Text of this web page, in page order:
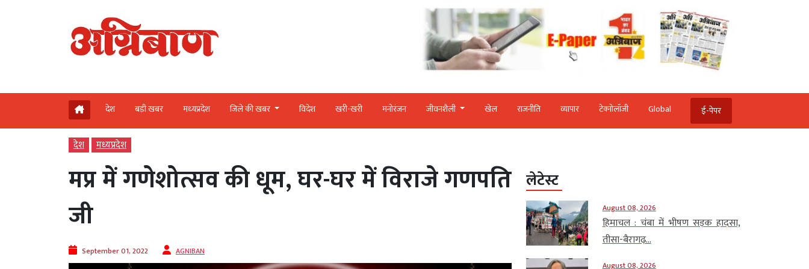
देश बड़ी खबर मध्‍यप्रदेश जिले की खबर विदेश खरी-खरी मनोरंजन जीवनशैली खेल राजनीति व्‍यापार टेक्‍नोलॉजी Global ई-पेपर
देश मध्‍यप्रदेश
मप्र में गणेशोत्सव की धूम, घर-घर में विराजे गणपति
जी
September 01, 2022 AGNIBAN
लेटेस्ट
August 08, 2026
हिमाचल : चंबा में भीषण सड़क हादसा,
तीसा-बैरागढ़...
August 08, 2026